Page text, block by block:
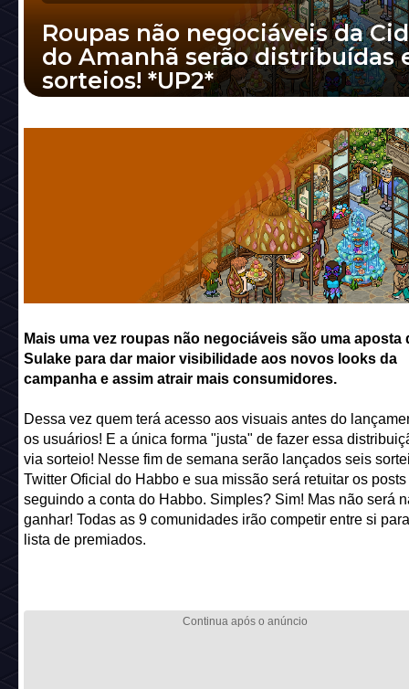
Roupas não negociáveis da
do Amanhã serão distribuídas
sorteios! *UP2*
aposta da Sulake para dar maior visibilidade
novos looks da campanha e assim atrair
Mais uma vez roupas não negociáveis são uma aposta
Sulake para dar maior visibilidade aos novos looks da
campanha e assim atrair mais consumidores.
Dessa vez quem terá acesso aos visuais antes do
os usuários! E a única forma "justa" de fazer essa
via sorteio! Nesse fim de semana serão lançados seis
Twitter Oficial do Habbo e sua missão será retuitar os posts
seguindo a conta do Habbo. Simples? Sim! Mas não será
ganhar! Todas as 9 comunidades irão competir entre si
lista de premiados.